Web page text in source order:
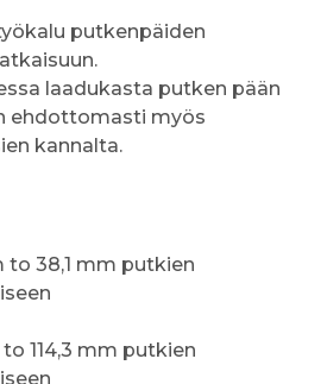
putkenpäiden
laadukasta putken pään
ehdottomasti myös
kannalta.
to 38,1 mm putkien
114,3 mm putkien